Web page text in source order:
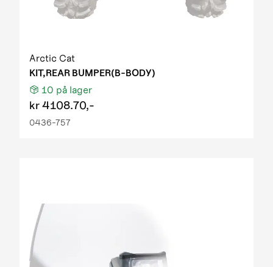
Arctic Cat
KIT,REAR BUMPER(B-BODY)
10 på lager
kr4108.70,-
0436-757